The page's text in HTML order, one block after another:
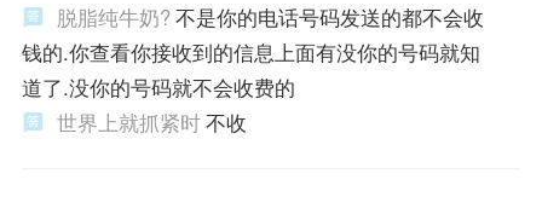
脱脂纯牛奶?不是你的电话号码发送的都不会收
钱的.你查看你接收到的信息上面有没你的号码就知
道了.没你的号码就不会收费的
世界上就抓紧时不收